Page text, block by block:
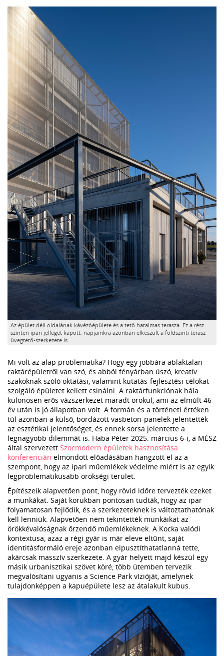
Az épület déli oldalának kávézóépülete és a tető hatalmas terasza. Ez a rész
szintén ipari jelleget kapott, napjainkra azonban elkészült a földszinti terasz
üvegtető-szerkezete is.
Mi volt az alap problematika? Hogy egy jobbára ablaktalan
raktárépületről van szó, és abból fényárban úszó, kreatív
szakoknak szóló oktatási, valamint kutatás-fejlesztési célokat
szolgáló épületet kellett csinálni. A raktárfunkciónak hála
különösen erős vázszerkezet maradt örökül, ami az elmúlt 46
év után is jó állapotban volt. A formán és a történeti értéken
túl azonban a külső, bordázott vasbeton-panelek jelentették
az esztétikai jelentőséget, és ennek sorsa jelentette a
legnagyobb dilemmát is. Haba Péter 2025. március 6-i, a MÉSZ
által szervezett Szocmodern épületek hasznosítása
konferencián elmondott előadásában hangzott el az a
szempont, hogy az ipari műemlékek védelme miért is az egyik
legproblematikusabb örökségi terület.
Építészeik alapvetően pont, hogy rövid időre tervezték ezeket
a munkákat. Saját korukban pontosan tudták, hogy az ipar
folyamatosan fejlődik, és a szerkezeteknek is változtathatónak
kell lenniük. Alapvetően nem tekintették munkáikat az
örökkévalóságnak őrzendő műemlékeknek. A Kocka valódi
kontextusa, azaz a régi gyár is már eleve eltűnt, saját
identitásformáló ereje azonban elpusztíthatatlanná tette,
akárcsak masszív szerkezete. A gyár helyett majd készül egy
másik urbanisztikai szövet köré, több ütemben tervezik
megvalósítani ugyanis a Science Park vízióját, amelynek
tulajdonképpen a kapuépülete lesz az átalakult kubus.